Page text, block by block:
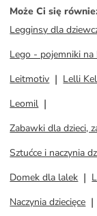
Może Ci się
Legginsy dla
Lego - pojemniki na
Leitmotiv
Lelli
Leomil
Zabawki dla dzieci,
Sztućce i naczynia
Domek dla lalek
Naczynia dziecięce